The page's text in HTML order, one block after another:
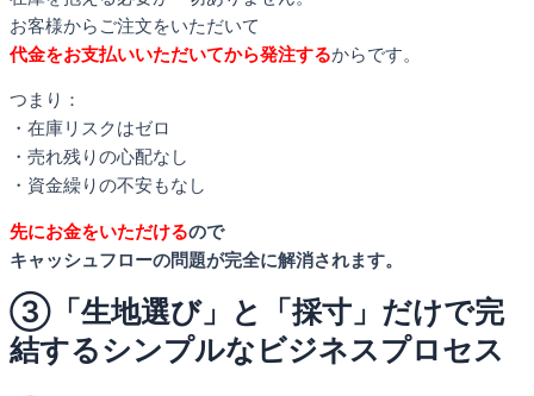
お客様からご注文をいただいて
代金をお支払いいただいてから発注するからです。
つまり：
・在庫リスクはゼロ
・売れ残りの心配なし
・資金繰りの不安もなし
先にお金をいただけるので
キャッシュフローの問題が完全に解消されます。
③「生地選び」と「採寸」だけで完
結するシンプルなビジネスプロセス